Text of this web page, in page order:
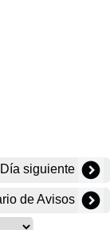
Día siguiente
de Avisos